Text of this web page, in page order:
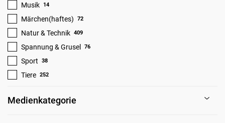
Musik 14
Märchen(haftes) 72
Natur & Technik 409
Spannung & Grusel 76
Sport 38
Tiere 252
Medienkategorie